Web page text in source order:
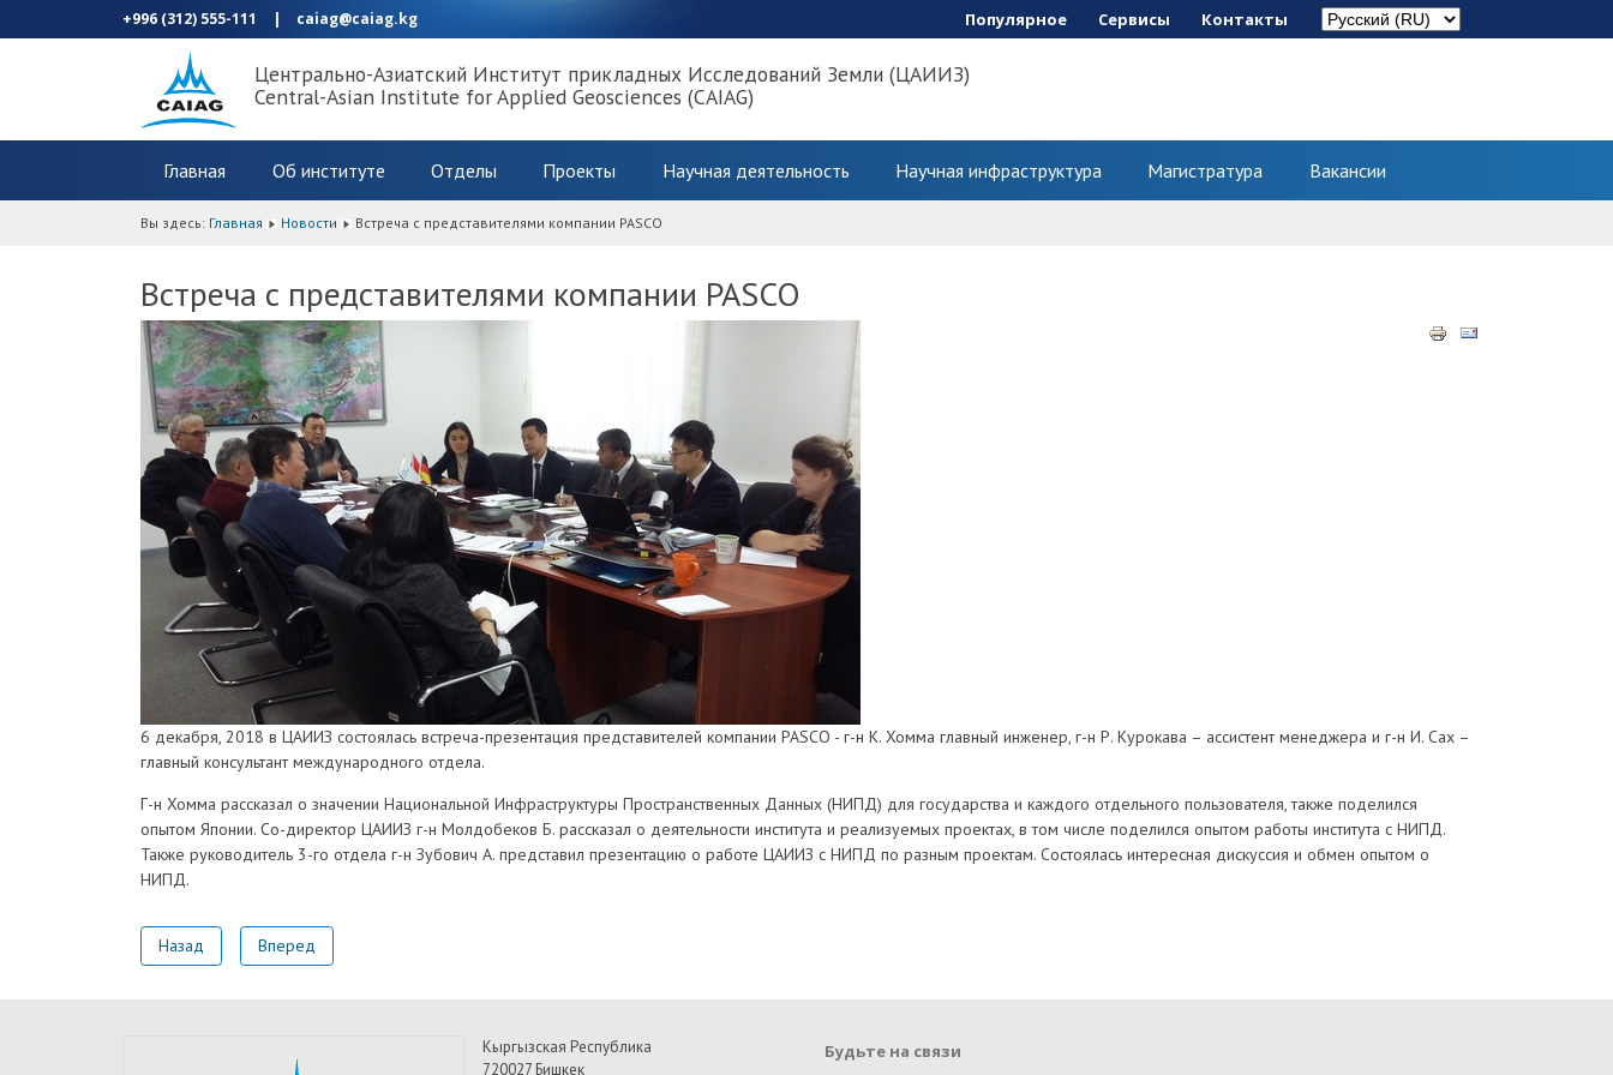
+996 (312) 555-111 | caiag@caiag.kg Популярное Сервисы Контакты
Центрально-Азиатский Институт прикладных Исследований Земли (ЦАИИЗ)
Central-Asian Institute for Applied Geosciences (CAIAG)
Главная Об институте Отделы Проекты Научная деятельность Научная инфраструктура Магистратура Вакансии
Вы здесь: Главная Новости Встреча с представителями компании PASCO
Встреча с представителями компании PASCO
6 декабря, 2018 в ЦАИИЗ состоялась встреча-презентация представителей компании PASCO - г-н К. Хомма главный инженер, г-н Р. Курокава – ассистент менеджера и г-н И. Сах –
главный консультант международного отдела.
Г-н Хомма рассказал о значении Национальной Инфраструктуры Пространственных Данных (НИПД) для государства и каждого отдельного пользователя, также поделился
опытом Японии. Со-директор ЦАИИЗ г-н Молдобеков Б. рассказал о деятельности института и реализуемых проектах, в том числе поделился опытом работы института с НИПД.
Также руководитель 3-го отдела г-н Зубович А. представил презентацию о работе ЦАИИЗ с НИПД по разным проектам. Состоялась интересная дискуссия и обмен опытом о
НИПД.
Назад Вперед
Кыргызская Республика
720027 Бишкек
Будьте на связи